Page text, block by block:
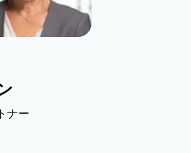
ナー